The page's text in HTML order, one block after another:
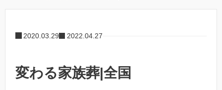
2020.03.29 2022.04.27
変わる家族葬|全国